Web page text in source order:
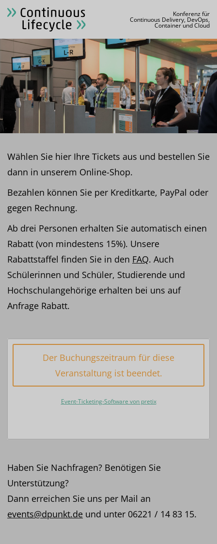
Konferenz für
Continuous Delivery, DevOps,
Container und Cloud
Wählen Sie hier Ihre Tickets aus und bestellen Sie
dann in unserem Online-Shop.
Bezahlen können Sie per Kreditkarte, PayPal oder
gegen Rechnung.
Ab drei Personen erhalten Sie automatisch einen
Rabatt (von mindestens 15%). Unsere
Rabattstaffel finden Sie in den FAQ. Auch
Schülerinnen und Schüler, Studierende und
Hochschulangehörige erhalten bei uns auf
Anfrage Rabatt.
Der Buchungszeitraum für diese
Veranstaltung ist beendet.
Event-Ticketing-Software von pretix
Haben Sie Nachfragen? Benötigen Sie
Unterstützung?
Dann erreichen Sie uns per Mail an
events@dpunkt.de und unter 06221 / 14 83 15.